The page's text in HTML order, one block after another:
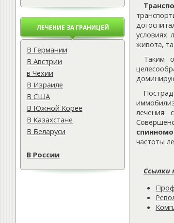
ЛЕЧЕНИЕ ЗА ГРАНИЦЕЙ
В Германии
В Австрии
в Чехии
В Израиле
В США
В Южной Корее
В Казахстане
В Беларуси
В России
условиях
живота,
Таким
лечения
частоты
Ссылки